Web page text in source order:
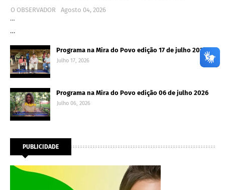
O OBSERVADOR
Agosto 04, 2026
…
…
Programa na Mira do Povo edição 17 de julho 2026
Julho 17, 2026
Programa na Mira do Povo edição 06 de julho 2026
Julho 06, 2026
PUBLICIDADE